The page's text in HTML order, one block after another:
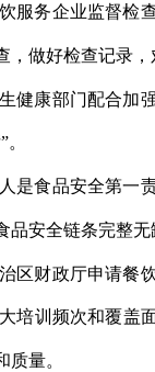
服务企业监督检
，做好检查记录，
健康部门配合
是食品安全第一
安全链条完整无
区财政厅申请
培训频次和覆盖
量。